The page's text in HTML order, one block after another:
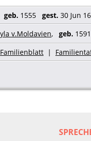
geb. 1555 gest. 30 Jun
v.Moldavien, geb.
Familienblatt |